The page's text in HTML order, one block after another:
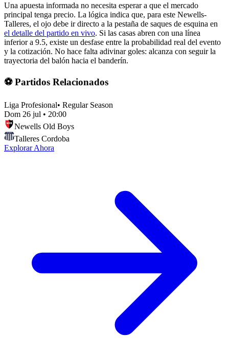
Una apuesta informada no necesita esperar a que el mercado
principal tenga precio. La lógica indica que, para este Newells-
Talleres, el ojo debe ir directo a la pestaña de saques de esquina en
el detalle del partido en vivo. Si las casas abren con una línea
inferior a 9.5, existe un desfase entre la probabilidad real del evento
y la cotización. No hace falta adivinar goles: alcanza con seguir la
trayectoria del balón hacia el banderín.
⚽ Partidos Relacionados
Liga Profesional• Regular Season
Dom 26 jul • 20:00
Newells Old Boys
Talleres Cordoba
Explorar Ahora